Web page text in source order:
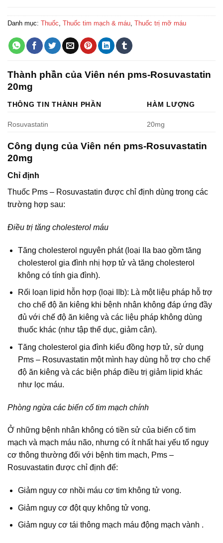
Danh mục: Thuốc Thuốc tim mạch & máu Thuốc trị mỡ máu
Thành phần của Viên nén pms-Rosuvastatin
20mg
THÔNG TIN THÀNH PHẦN HÀM LƯỢNG
Rosuvastatin 20mg
Công dụng của Viên nén pms-Rosuvastatin
20mg
Chỉ định
Thuốc Pms – Rosuvastatin được chỉ định dùng trong các
trường hợp sau:
Ðiều trị tăng cholesterol máu
Tăng cholesterol nguyên phát (loại IIa bao gồm tăng
cholesterol gia đình nhị hợp tử và tăng cholesterol
không có tính gia đình).
Rối loạn lipid hỗn hợp (loại IIb): Là một liệu pháp hỗ trợ
cho chế độ ăn kiêng khi bệnh nhân không đáp ứng đầy
đủ với chế độ ăn kiêng và các liệu pháp không dùng
thuốc khác (như tập thể dục, giảm cân).
Tăng cholesterol gia đình kiểu đồng hợp tử, sử dụng
Pms – Rosuvastatin một mình hay dùng hỗ trợ cho chế
độ ăn kiêng và các biện pháp điều trị giảm lipid khác
như lọc máu.
Phòng ngừa các biến cố tim mạch chính
Ở những bệnh nhân không có tiền sử của biến cố tim
mạch và mạch máu não, nhưng có ít nhất hai yếu tố nguy
cơ thông thường đối với bệnh tim mạch, Pms –
Rosuvastatin được chỉ định để:
Giảm nguy cơ nhồi máu cơ tim không tử vong.
Giảm nguy cơ đột quy không tử vong.
Giảm nguy cơ tái thông mạch máu động mạch vành .